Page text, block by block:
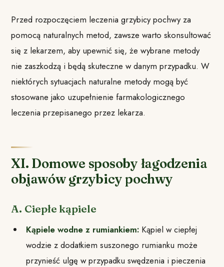
Przed rozpoczęciem leczenia grzybicy pochwy za
pomocą naturalnych metod, zawsze warto skonsultować
się z lekarzem, aby upewnić się, że wybrane metody
nie zaszkodzą i będą skuteczne w danym przypadku. W
niektórych sytuacjach naturalne metody mogą być
stosowane jako uzupełnienie farmakologicznego
leczenia przepisanego przez lekarza.
XI. Domowe sposoby łagodzenia
objawów grzybicy pochwy
A. Ciepłe kąpiele
Kąpiele wodne z rumiankiem:Kąpiel w ciepłej
wodzie z dodatkiem suszonego rumianku może
przynieść ulgę w przypadku swędzenia i pieczenia